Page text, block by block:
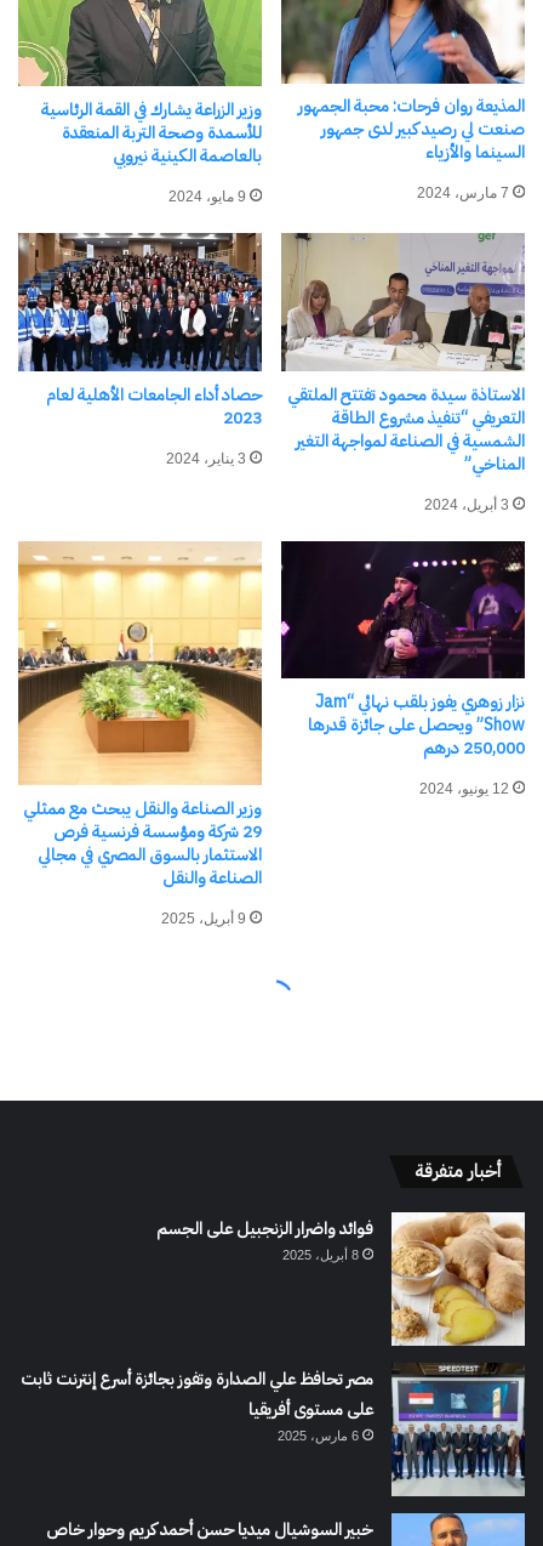
أخبار متفرقة
فوائد واضرار الزنجبيل على الجسم
8 أبريل، 2025
مصر تحافظ علي الصدارة وتفوز بجائزة أسرع إنترنت ثابت
على مستوى أفريقيا
6 مارس، 2025
خبير السوشيال ميديا حسن أحمد كريم وحوار خاص